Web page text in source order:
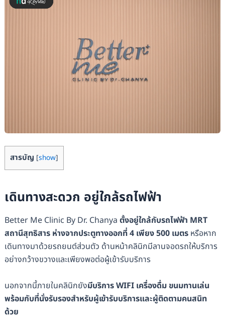
สารบัญ [show]
เดินทางสะดวก อยู่ใกล้รถไฟฟ้า
Better Me Clinic By Dr. Chanya ตั้งอยู่ใกล้กับรถไฟฟ้า MRT
สถานีสุทธิสาร ห่างจากประตูทางออกที่ 4 เพียง 500 เมตรหรือหาก
เดินทางมาด้วยรถยนต์ส่วนตัว ด้านหน้าคลินิกมีลานจอดรถให้บริการ
อย่างกว้างขวางและเพียงพอต่อผู้เข้ารับบริการ
นอกจากนี้ภายในคลินิกยังมีบริการ WIFI เครื่องดื่ม ขนมทานเล่น
พร้อมกับที่นั่งรับรองสำหรับผู้เข้ารับบริการและผู้ติดตามคนสนิท
ด้วย